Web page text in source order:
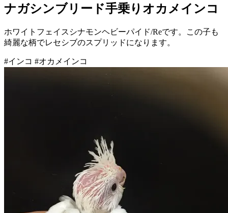
ナガシンブリード手乗りオカメインコ
ホワイトフェイスシナモンヘビーパイド/Reです。この子も
綺麗な柄でレセシブのスプリッドになります。
#インコ #オカメインコ